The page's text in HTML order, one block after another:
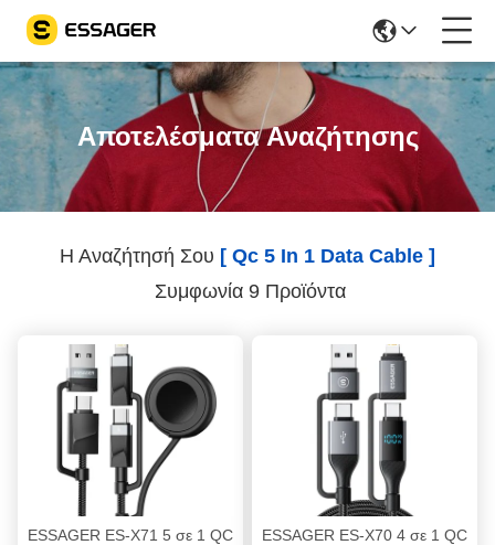
Αποτελέσματα Αναζήτησης
Η Αναζήτησή Σου [ Qc 5 In 1 Data Cable ]
Συμφωνία 9 Προϊόντα
ESSAGER ES-X71 5 σε 1 QC
ESSAGER ES-X70 4 σε 1 QC